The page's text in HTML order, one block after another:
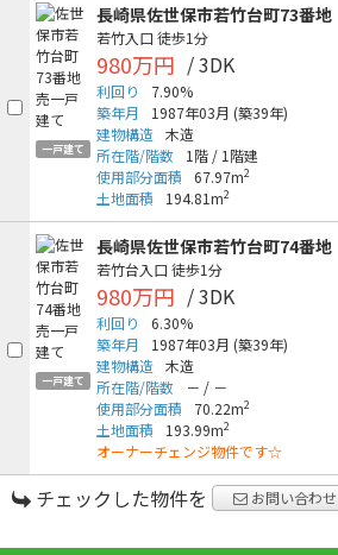
一戸建て
長崎県佐世保市若竹台町73番地
若竹入口 徒歩1分
980万円 / 3DK
利回り
7.90%
築年月
1987年03月 (築39年)
建物構造 木造
所在階/階数
1階 / 1階建
使用部分面積
67.97m2
土地面積 194.81m2
一戸建て
長崎県佐世保市若竹台町74番地
若竹台入口 徒歩1分
980万円 / 3DK
利回り
6.30%
築年月
1987年03月 (築39年)
建物構造 木造
所在階/階数
－ / －
使用部分面積
70.22m2
土地面積 193.99m2
オーナーチェンジ物件です☆
チェックした物件を お問い合わせ